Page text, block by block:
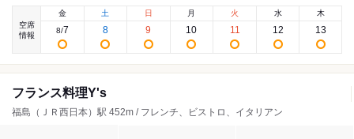
空席
情報
金
8/7
土
8
日
9
月
10
火
11
水
12
木
13
フランス料理Y's
福島（ＪＲ西日本）駅 452m / フレンチ、ビストロ、イタリアン